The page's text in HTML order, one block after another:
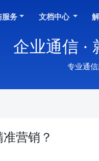
服务 文档中心
企业通信 ·
专业通
营销？